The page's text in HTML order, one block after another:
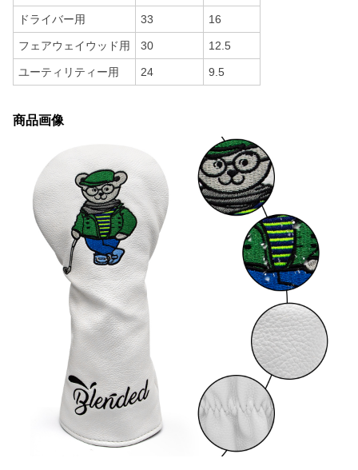
ドライバー用 33 16
フェアウェイウッド用 30 12.5
ユーティリティー用 24 9.5
商品画像